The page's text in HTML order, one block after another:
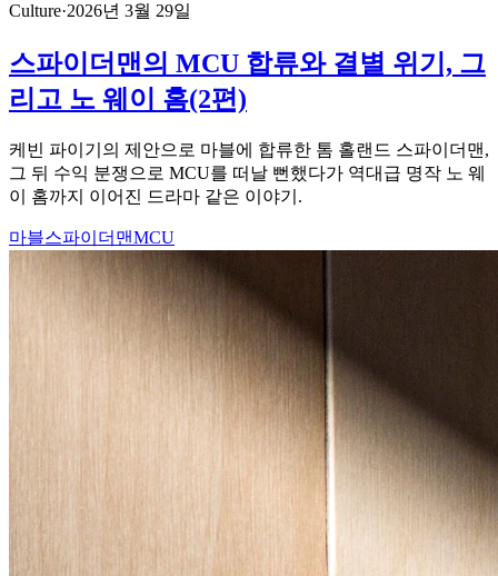
Culture·2026년 3월 29일
스파이더맨의 MCU 합류와 결별 위기, 그
리고 노 웨이 홈(2편)
케빈 파이기의 제안으로 마블에 합류한 톰 홀랜드 스파이더맨,
그 뒤 수익 분쟁으로 MCU를 떠날 뻔했다가 역대급 명작 노 웨
이 홈까지 이어진 드라마 같은 이야기.
마블스파이더맨MCU